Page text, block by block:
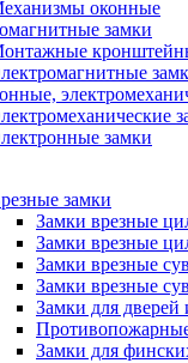
оконные
замки
замки
замки
Замки врезные
Замки врезные
Замки врезные
Замки врезные
Замки для дверей
Замки для